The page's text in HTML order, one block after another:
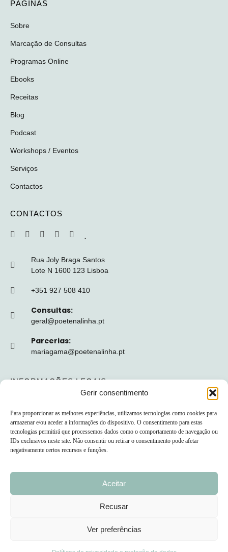
Gerir consentimento
Para proporcionar as melhores experiências, utilizamos tecnologias como cookies para
armazenar e/ou aceder a informações do dispositivo. O consentimento para estas
tecnologias permitirá que processemos dados como o comportamento de navegação ou
IDs exclusivos neste site. Não consentir ou retirar o consentimento pode afetar
negativamente certos recursos e funções.
Aceitar
Recusar
Ver preferências
PÁGINAS
Sobre
Marcação de Consultas
Programas Online
Ebooks
Receitas
Blog
Podcast
Workshops / Eventos
Serviços
Contactos
CONTACTOS
Rua Joly Braga Santos
Lote N 1600 123 Lisboa
+351 927 508 410
Consultas:
geral@poetenalinha.pt
Parcerias:
mariagama@poetenalinha.pt
INFORMAÇÕES LEGAIS
Termos e Condições
Livro de reclamações